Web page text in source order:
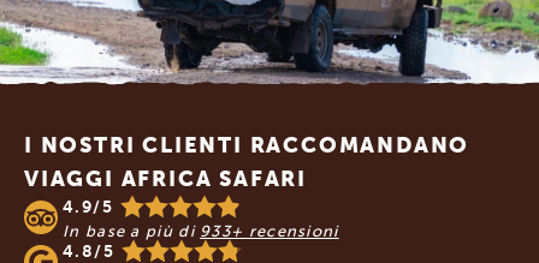
Footer
I NOSTRI CLIENTI RACCOMANDANO
VIAGGI AFRICA SAFARI
4.9/5
In base a più di 933+ recensioni
4.8/5